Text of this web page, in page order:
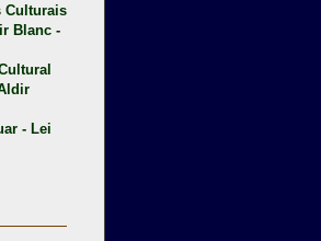
Culturais
Blanc -
- Lei